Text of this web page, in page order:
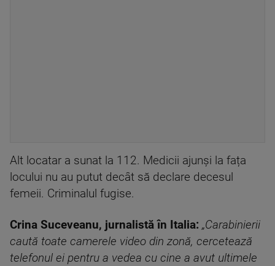
Alt locatar a sunat la 112. Medicii ajunși la fața
locului nu au putut decât să declare decesul
femeii. Criminalul fugise.
Crina Suceveanu, jurnalistă în Italia: „Carabinierii
caută toate camerele video din zonă, cercetează
telefonul ei pentru a vedea cu cine a avut ultimele